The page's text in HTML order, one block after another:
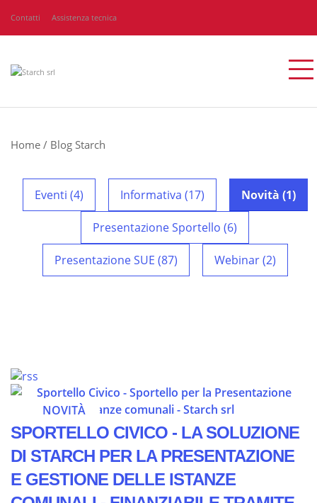
Contatti Assistenza tecnica
Home / Blog Starch
Eventi (4) Informativa (17) Novità (1)
Presentazione Sportello (6)
Presentazione SUE (87) Webinar (2)
NOVITÀ
SPORTELLO CIVICO - LA SOLUZIONE
DI STARCH PER LA PRESENTAZIONE
E GESTIONE DELLE ISTANZE